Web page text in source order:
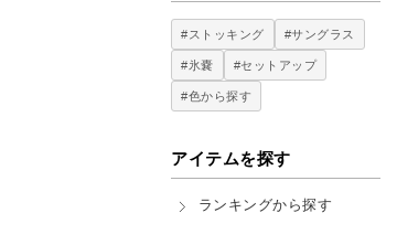
#ストッキング #サングラス
#氷嚢 #セットアップ
#色から探す
アイテムを探す
ランキングから探す